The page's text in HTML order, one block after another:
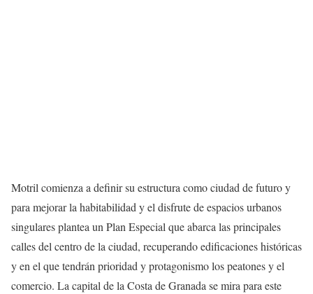
Motril comienza a definir su estructura como ciudad de futuro y
para mejorar la habitabilidad y el disfrute de espacios urbanos
singulares plantea un Plan Especial que abarca las principales
calles del centro de la ciudad, recuperando edificaciones históricas
y en el que tendrán prioridad y protagonismo los peatones y el
comercio. La capital de la Costa de Granada se mira para este